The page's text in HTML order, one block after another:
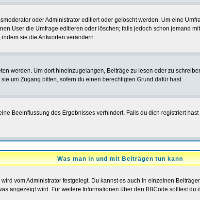
oder Administrator editiert oder gelöscht werden. Um eine
User die Umfrage editieren oder löschen; falls jedoch schon jemand
sie die Antworten verändern.
werden. Um dort hineinzugelangen, Beiträge zu lesen oder zu
um Zugang bitten, sofern du einen berechtigten Grund dafür hast.
Beeinflussung des Ergebnisses verhindert. Falls du dich registriert
Was man in und mit Beiträgen tun kann
vom Administrator festgelegt. Du kannst es auch in einzelnen
angezeigt wird. Für weitere Informationen über den BBCode solltest